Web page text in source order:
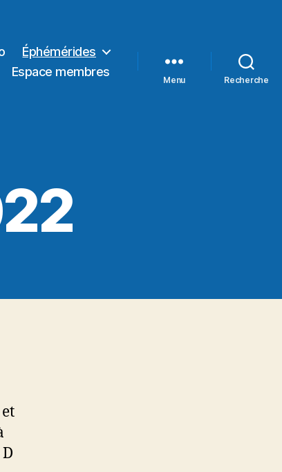
Éphémérides
Espace membres
Menu Recherche